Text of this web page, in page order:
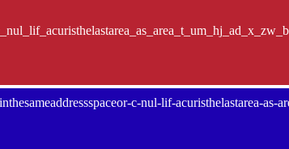
c-nul-lif-acuristhelastarea-as-